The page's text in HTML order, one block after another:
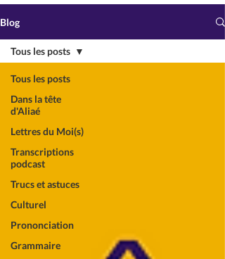
Blog
Tous les posts
Dans la tête
d'Aliaé
Lettres du Moi(s)
Transcriptions
podcast
Trucs et astuces
Culturel
Prononciation
Grammaire
Tous les posts